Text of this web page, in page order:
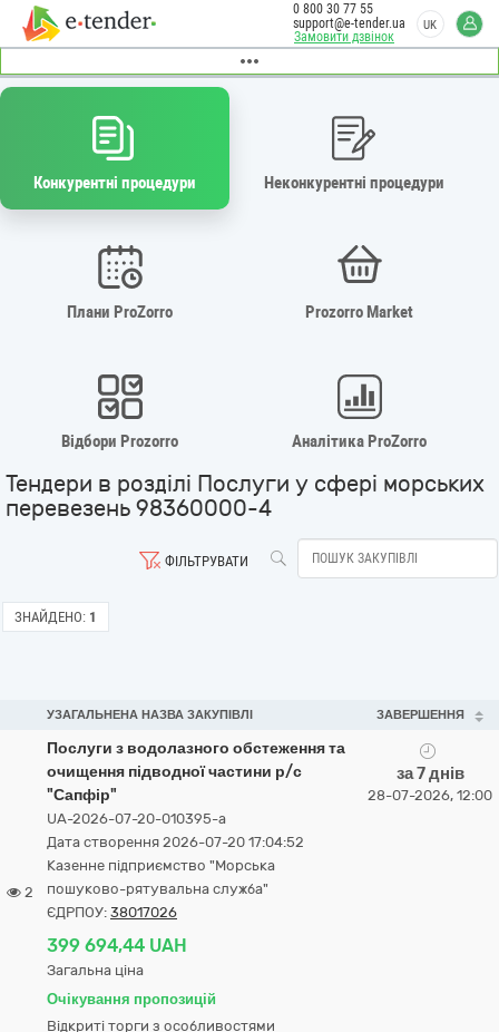
Замовити дзвінок
0 800 30 77 55
support@e-tender.ua
UK
Конкурентні процедури Неконкурентні процедури
Плани ProZorro Prozorro Market
Відбори Prozorro Аналітика ProZorro
Тендери в розділі Послуги у сфері морських
перевезень 98360000-4
ФІЛЬТРУВАТИ
ЗНАЙДЕНО: 1
УЗАГАЛЬНЕНА НАЗВА ЗАКУПІВЛІ ЗАВЕРШЕННЯ
2
Послуги з водолазного обстеження та
очищення підводної частини р/с
"Сапфір"
UA-2026-07-20-010395-a
Дата створення 2026-07-20 17:04:52
Казенне підприємство "Морська
пошуково-рятувальна служба"
ЄДРПОУ: 38017026
399 694,44 UAH
Загальна ціна
Очікування пропозицій
Відкриті торги з особливостями
за 7 днів
28-07-2026, 12:00